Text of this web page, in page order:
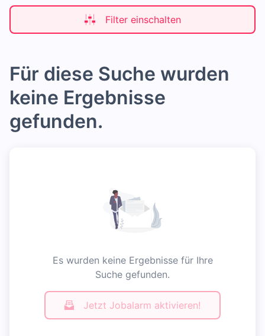
Filter einschalten
Für diese Suche wurden
keine Ergebnisse
gefunden.
Es wurden keine Ergebnisse für Ihre
Suche gefunden.
Jetzt Jobalarm aktivieren!